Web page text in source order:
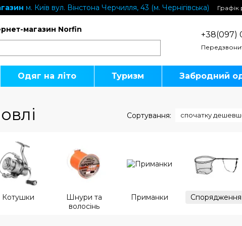
м. Київ вул. Вінстона Черчилля, 43 (м. Чернігівська)
Графік
магазин Norfin
+38(097)
Одяг на літо Туризм Забродний
Сортування: спочатку
Котушки
Шнури та
волосінь
Приманки Спорядження